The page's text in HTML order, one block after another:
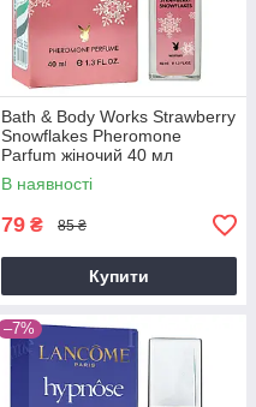
Bath & Body Works Strawberry
Snowflakes Pheromone
Parfum жіночий 40 мл
В наявності
79 ₴ 85 ₴
Купити
–7%